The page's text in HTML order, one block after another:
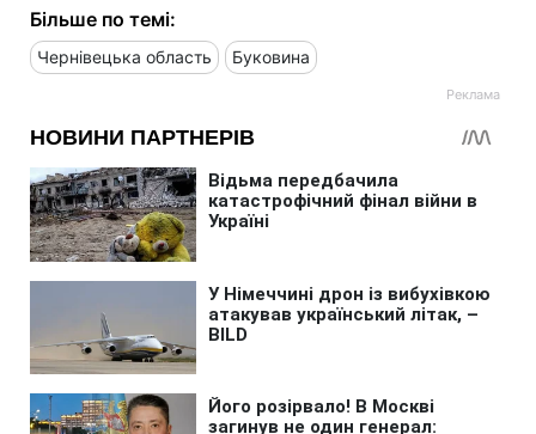
Більше по темі:
Чернівецька область Буковина